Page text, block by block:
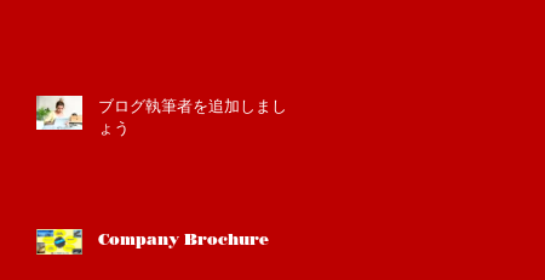
ブログ執筆者を追加しまし
ょう
Company Brochure